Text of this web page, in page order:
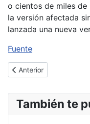
o cientos de miles de
la versión afectada
lanzada una nueva
Fuente
Artículo anterior:
Anterior
También te